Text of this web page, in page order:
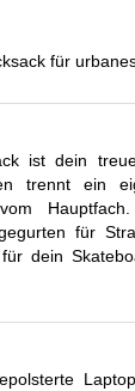
für
ist dein
trennt ein
für
dein